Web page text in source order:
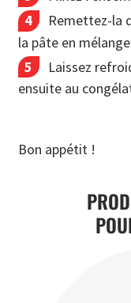
Remettez-la
la pâte en
Laissez
ensuite au
Bon appétit !